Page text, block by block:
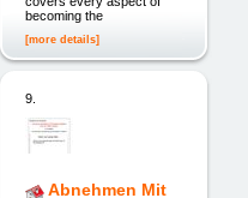
becoming the
[more details]
9.
Abnehmen Mit